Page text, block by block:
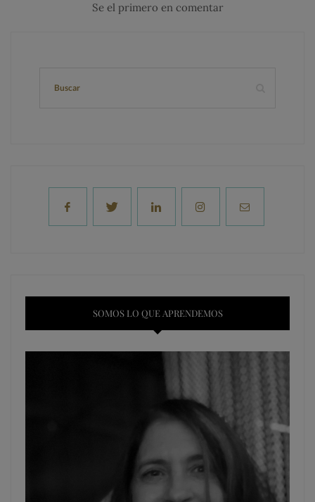
Se el primero en comentar
SOMOS LO QUE APRENDEMOS